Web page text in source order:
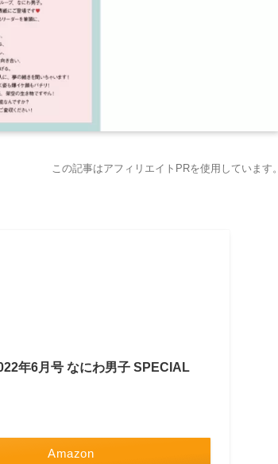
この記事はアフィリエイトPRを使用しています。
年6月号 なにわ男子 SPECIAL
Amazon